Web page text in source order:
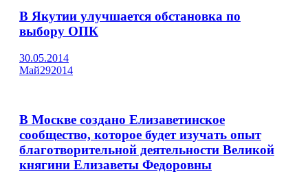
В Якутии улучшается обстановка по
выбору ОПК
30.05.2014
Май292014
В Москве создано Елизаветинское
сообщество, которое будет изучать опыт
благотворительной деятельности Великой
княгини Елизаветы Федоровны